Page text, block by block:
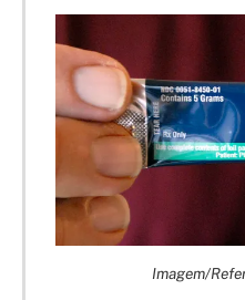
Imagem/